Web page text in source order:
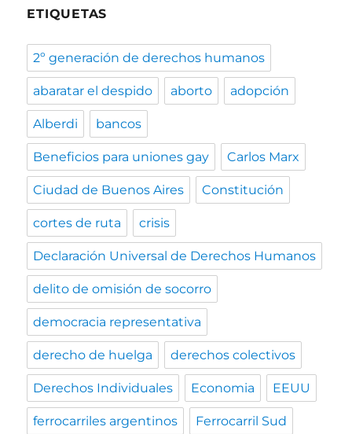
ETIQUETAS
2º generación de derechos humanos
abaratar el despido aborto adopción
Alberdi bancos
Beneficios para uniones gay Carlos Marx
Ciudad de Buenos Aires Constitución
cortes de ruta crisis
Declaración Universal de Derechos Humanos
delito de omisión de socorro
democracia representativa
derecho de huelga derechos colectivos
Derechos Individuales Economia EEUU
ferrocarriles argentinos Ferrocarril Sud